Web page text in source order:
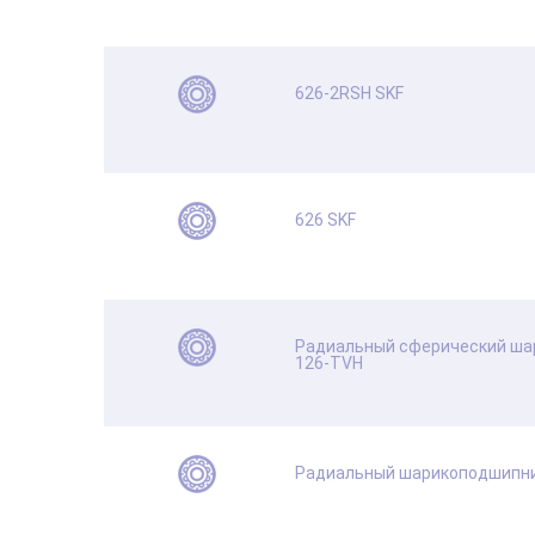
626-2RSH SKF
626 SKF
Радиальный сферический
126-TVH
Радиальный